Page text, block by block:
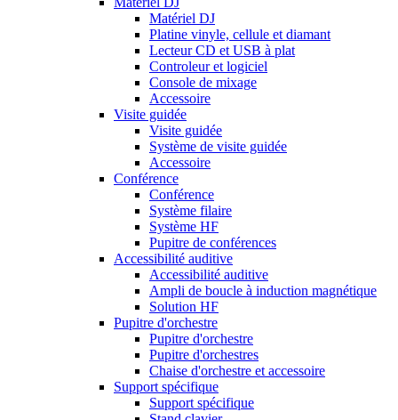
Matériel DJ
Platine vinyle, cellule et diamant
Lecteur CD et USB à plat
Controleur et logiciel
Console de mixage
Accessoire
Visite guidée
Visite guidée
Système de visite guidée
Accessoire
Conférence
Conférence
Système filaire
Système HF
Pupitre de conférences
Accessibilité auditive
Accessibilité auditive
Ampli de boucle à induction magnétique
Solution HF
Pupitre d'orchestre
Pupitre d'orchestre
Pupitre d'orchestres
Chaise d'orchestre et accessoire
Support spécifique
Support spécifique